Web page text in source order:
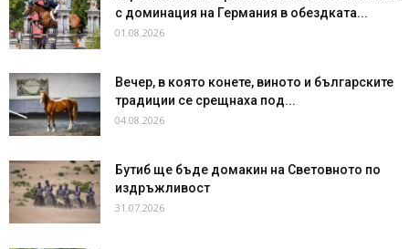
с доминация на Германия в обездката...
01.08.2026
Вечер, в която конете, виното и българските
традиции се срещнаха под...
04.08.2026
Бутиб ще бъде домакин на Световното по
издръжливост
31.07.2026